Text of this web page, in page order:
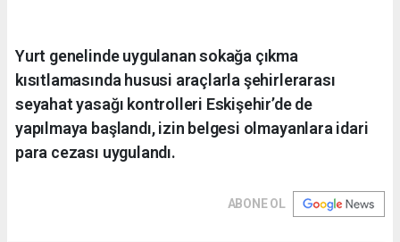
Yurt genelinde uygulanan sokağa çıkma
kısıtlamasında hususi araçlarla şehirlerarası
seyahat yasağı kontrolleri Eskişehir’de de
yapılmaya başlandı, izin belgesi olmayanlara idari
para cezası uygulandı.
ABONE OL